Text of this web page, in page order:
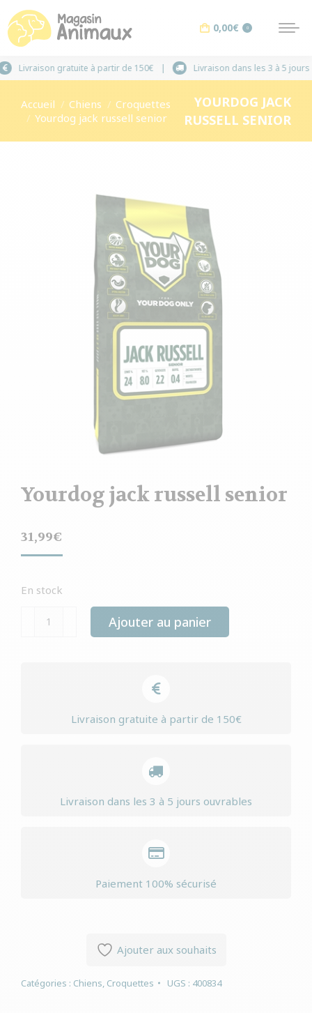
0,00€ 0
Livraison gratuite à partir de 150€ Livraison
Vous êtes ici :
Accueil Chiens
Croquettes
Yourdog jack russell senior
YOURDOG JACK
RUSSELL SENIOR
Yourdog jack russell senior
31,99€
En stock
quantité
Ajouter au panier
Livraison gratuite à partir de 150€
Livraison dans les 3 à 5 jours ouvrables
Paiement 100% sécurisé
Ajouter aux souhaits
Catégories : Chiens, Croquettes UGS : 400834